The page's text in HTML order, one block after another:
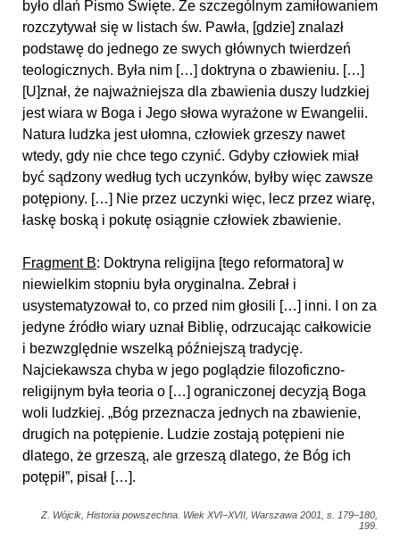
było dlań Pismo Święte. Ze szczególnym zamiłowaniem
rozczytywał się w listach św. Pawła, [gdzie] znalazł
podstawę do jednego ze swych głównych twierdzeń
teologicznych. Była nim […] doktryna o zbawieniu. […]
[U]znał, że najważniejsza dla zbawienia duszy ludzkiej
jest wiara w Boga i Jego słowa wyrażone w Ewangelii.
Natura ludzka jest ułomna, człowiek grzeszy nawet
wtedy, gdy nie chce tego czynić. Gdyby człowiek miał
być sądzony według tych uczynków, byłby więc zawsze
potępiony. […] Nie przez uczynki więc, lecz przez wiarę,
łaskę boską i pokutę osiągnie człowiek zbawienie.
Fragment B: Doktryna religijna [tego reformatora] w
niewielkim stopniu była oryginalna. Zebrał i
usystematyzował to, co przed nim głosili […] inni. I on za
jedyne źródło wiary uznał Biblię, odrzucając całkowicie
i bezwzględnie wszelką późniejszą tradycję.
Najciekawsza chyba w jego poglądzie filozoficzno-
religijnym była teoria o […] ograniczonej decyzją Boga
woli ludzkiej. „Bóg przeznacza jednych na zbawienie,
drugich na potępienie. Ludzie zostają potępieni nie
dlatego, że grzeszą, ale grzeszą dlatego, że Bóg ich
potępił”, pisał […].
Z. Wójcik, Historia powszechna. Wiek XVI–XVII, Warszawa 2001, s. 179–180,
199.